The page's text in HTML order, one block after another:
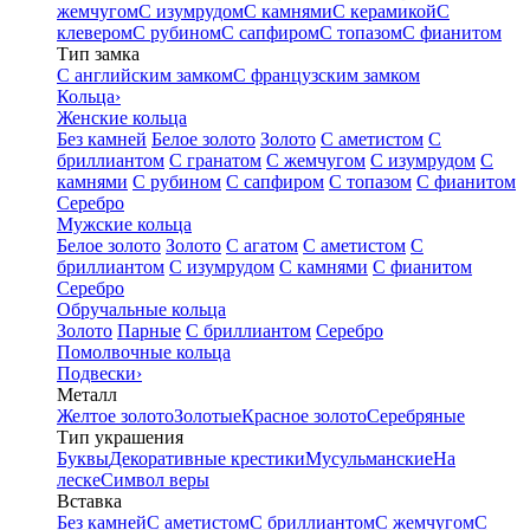
жемчугомС изумрудомС камнямиС керамикойС
клеверомС рубиномС сапфиромС топазомС фианитом
Тип замка
С английским замкомС французским замком
Кольца›
Женские кольца
Без камней Белое золото Золото С аметистом С
бриллиантом С гранатом С жемчугом С изумрудом С
камнями С рубином С сапфиром С топазом С фианитом
Серебро
Мужские кольца
Белое золото Золото С агатом С аметистом С
бриллиантом С изумрудом С камнями С фианитом
Серебро
Обручальные кольца
Золото Парные С бриллиантом Серебро
Помолвочные кольца
Подвески›
Металл
Желтое золотоЗолотыеКрасное золотоСеребряные
Тип украшения
БуквыДекоративные крестикиМусульманскиеНа
лескеСимвол веры
Вставка
Без камнейС аметистомС бриллиантомС жемчугомС